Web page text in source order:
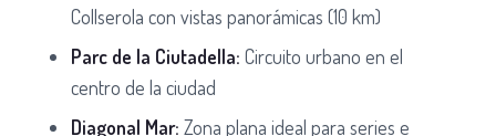
Collserola con vistas panorámicas (10 km)
Parc de la Ciutadella: Circuito urbano en el
centro de la ciudad
Diagonal Mar: Zona plana ideal para series e